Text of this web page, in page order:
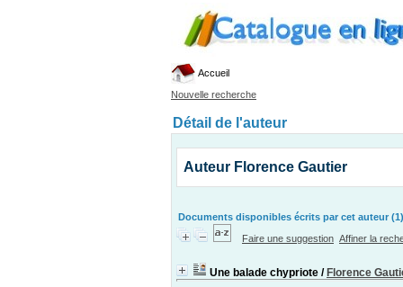
Accueil
Nouvelle recherche
Détail de l'auteur
Auteur Florence Gautier
Documents disponibles écrits par cet auteur (1)
Faire une suggestion Affiner la
Une balade chypriote / Florence